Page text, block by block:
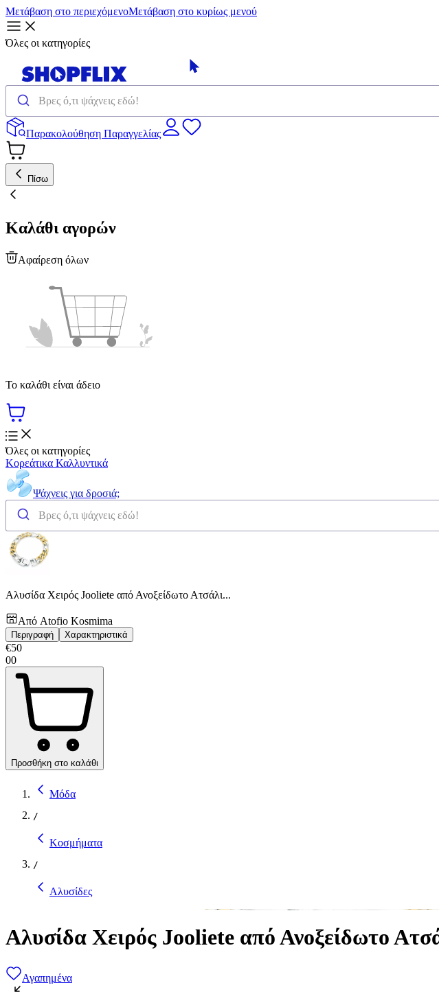
Μετάβαση στο περιεχόμενοΜετάβαση στο κυρίως μενού
Όλες οι κατηγορίες
Παρακολούθηση Παραγγελίας
Πίσω
Καλάθι αγορών
Αφαίρεση όλων
Το καλάθι είναι άδειο
Όλες οι κατηγορίες
Κορεάτικα Καλλυντικά
Ψάχνεις για δροσιά;
Αλυσίδα Χειρός Jooliete από Ανοξείδωτο Ατσάλι...
Από Atofio Kosmima
Περιγραφή Χαρακτηριστικά
€50
00
Προσθήκη στο καλάθι
Μόδα
/
Κοσμήματα
/
Αλυσίδες
Αλυσίδα Χειρός Jooliete από Ανοξείδωτο
Αγαπημένα